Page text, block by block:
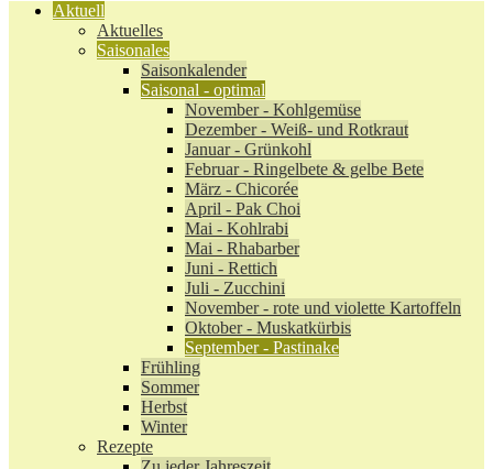
Aktuell
Aktuelles
Saisonales
Saisonkalender
Saisonal - optimal
November - Kohlgemüse
Dezember - Weiß- und Rotkraut
Januar - Grünkohl
Februar - Ringelbete & gelbe Bete
März - Chicorée
April - Pak Choi
Mai - Kohlrabi
Mai - Rhabarber
Juni - Rettich
Juli - Zucchini
November - rote und violette Kartoffeln
Oktober - Muskatkürbis
September - Pastinake
Frühling
Sommer
Herbst
Winter
Rezepte